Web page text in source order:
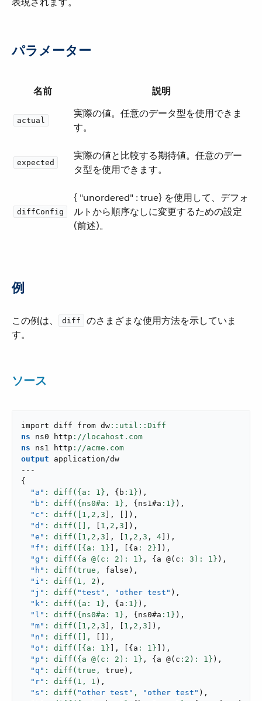
パラメーター
名前 説明
actual
実際の値。任意のデータ型を使用できま
す。
expected
実際の値と比較する期待値。任意のデー
タ型を使用できます。
diffConfig
​{ "unordered" : true}​ を使用して、デフォ
ルトから順序なしに変更するための設定
(前述)。
例
この例は、​ diff
​ のさまざまな使用方法を示していま
す。
ソース
import diff from dw
ns ns0 http
ns ns1 http
output
application/dw
---
{
"a" : diff({a: 1 } , { b : 1 } ) ,
"b" : diff({ns0#a: 1 } , { ns1#a : 1 } ) ,
"c" : diff([ 1 , 2 , 3 , ) ,
"d" : diff([], 1 , 2 , 3 ) ,
"e" : diff([ 1 , 2 , 3 , 1 , 2 , 3 , 4 ) ,
"f" : diff([{a: 1 } , { a : 2 } ) ,
"g" : diff({a @(c: 2 ): 1 } , { a @( c : 3 ): 1 } ) ,
"h" : diff(true, false ) ,
"i" : diff( 1 , 2 ) ,
"j" : diff( "test" , "other test" ) ,
"k" : diff({a: 1 } , { a : 1 } ) ,
"l" : diff({ns0#a: 1 } , { ns0#a : 1 } ) ,
"m" : diff([ 1 , 2 , 3 , 1 , 2 , 3 ) ,
"n" : diff([], ) ,
"o" : diff([{a: 1 } , { a : 1 } ) ,
"p" : diff({a @(c: 2 ): 1 } , { a @( c : 2 ): 1 } ) ,
"q" : diff(true, true ) ,
"r" : diff( 1 , 1 ) ,
"s" : diff( "other test" , "other test" ) ,